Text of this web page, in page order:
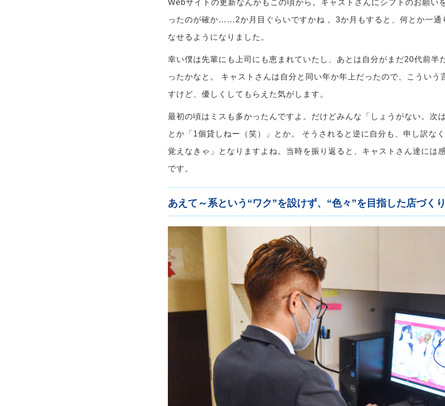
Webサイトの更新なんかもこの頃から。キャストさんにシフトのお願い
ったのが確か……2か月目ぐらいですかね 。3か月もすると、何とか一通
なせるようになりました。
幸い僕は先輩にも上司にも恵まれていたし、あとは自分がまだ20代前半
ったかなと。 キャストさんは自分と同い年か年上だったので、こういう
すけど、優しくしてもらえた気がします。
最初の頃はミスも多かったんですよ。だけどみんな「しょうがない。次
とか「1個貸しねー（笑）」とか。 そうされると逆に自分も、申し訳な
覚えなきゃ」となりますよね。当時を振り返ると、キャストさん達には
です。
あえて～系という“ワク”を設けず、“色々”を目指した店づく